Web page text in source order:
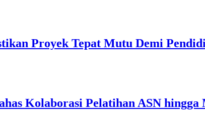
Proyek Tepat Mutu Demi
Kolaborasi Pelatihan ASN hingga